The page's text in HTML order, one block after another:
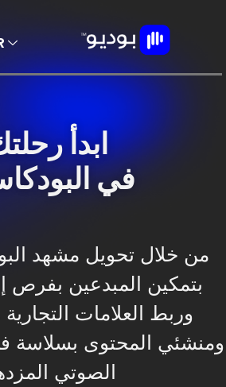
ابدأ
في
من خلال تحويل مشهد
بتمكين المبدعين بفرص
وربط العلامات
ومنشئي المحتوى بسلاسة
الصوتي